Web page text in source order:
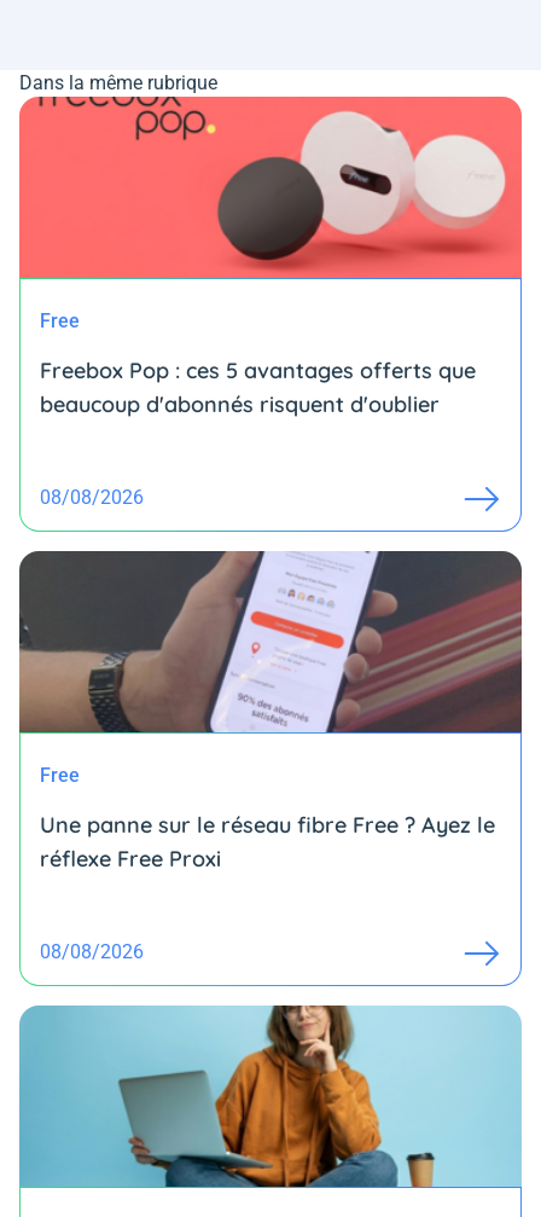
Dans la même rubrique
Free
Freebox Pop : ces 5 avantages offerts que
beaucoup d'abonnés risquent d'oublier
08/08/2026
Free
Une panne sur le réseau fibre Free ? Ayez le
réflexe Free Proxi
08/08/2026